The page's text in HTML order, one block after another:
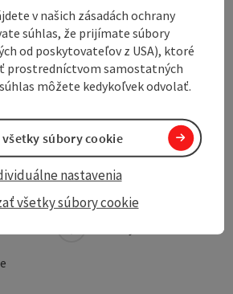
v našich zásadách ochrany
súhlas, že prijímate súbory
od poskytovateľov z USA), ktoré
prostredníctvom samostatných
môžete kedykoľvek odvolať.
všetky súbory cookie
nastavenia
súbory cookie